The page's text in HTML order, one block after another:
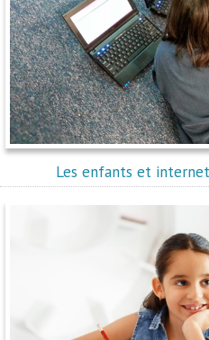
Les enfants et